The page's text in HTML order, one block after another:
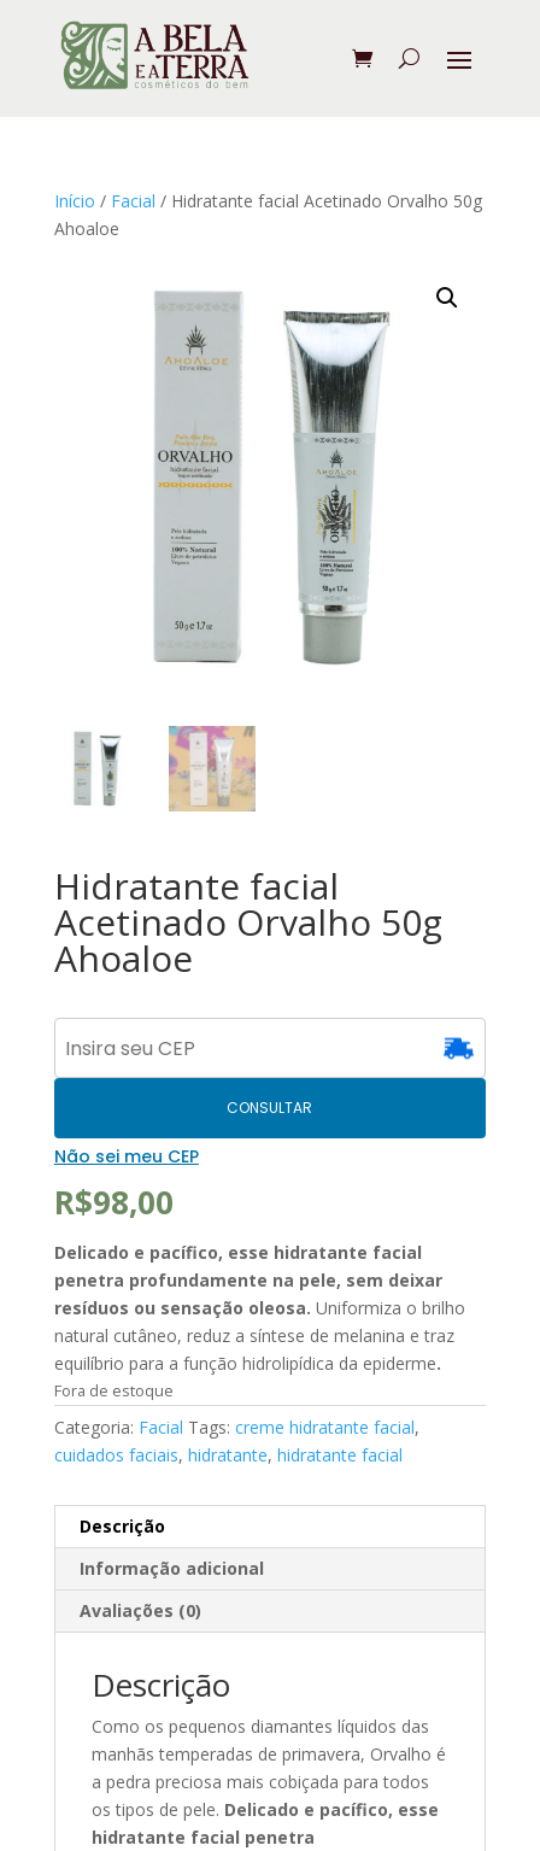
Início / Facial / Hidratante facial Acetinado Orvalho 50g
Ahoaloe
Hidratante facial
Acetinado Orvalho 50g
Ahoaloe
CONSULTAR
Não sei meu CEP
R$98,00
Delicado e pacífico, esse hidratante facial
penetra profundamente na pele, sem deixar
resíduos ou sensação oleosa. Uniformiza o brilho
natural cutâneo, reduz a síntese de melanina e traz
equilíbrio para a função hidrolipídica da epiderme.
Fora de estoque
Categoria: Facial Tags: creme hidratante facial,
cuidados faciais, hidratante, hidratante facial
Descrição
Informação adicional
Avaliações (0)
Descrição
Como os pequenos diamantes líquidos das
manhãs temperadas de primavera, Orvalho é
a pedra preciosa mais cobiçada para todos
os tipos de pele. Delicado e pacífico, esse
hidratante facial penetra